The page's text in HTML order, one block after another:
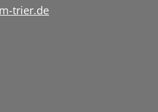
trier.de